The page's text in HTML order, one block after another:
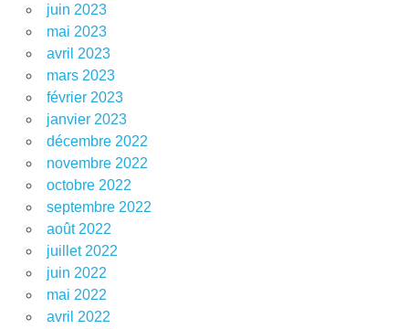
juin 2023
mai 2023
avril 2023
mars 2023
février 2023
janvier 2023
décembre 2022
novembre 2022
octobre 2022
septembre 2022
août 2022
juillet 2022
juin 2022
mai 2022
avril 2022